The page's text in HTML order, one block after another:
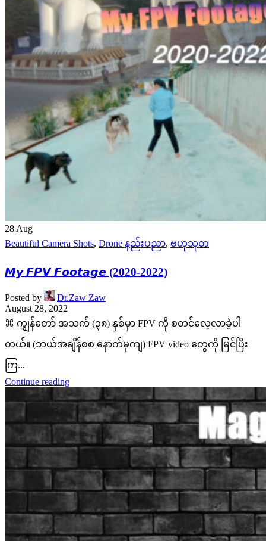
28 Aug
Beautiful Camera Shots, Drone နည်းပညာ, ဗဟုသုတ
𝙈𝙮 𝙁𝙋𝙑 𝙁𝙤𝙤𝙩𝙖𝙜𝙚 (2020-2022)
Posted by
Dr.Zaw Zaw
August 28, 2022
⌘ ကျွှန်တော် အသက် (၃၈) နှစ်မှာ FPV ကို စတင်လေ့လာခဲ့ပါ
တယ်။ (ဘယ်အချိန်စစ နောက်မှကျ) FPV video တွေကို မြင်ပြီး
ကြ...
Continue reading